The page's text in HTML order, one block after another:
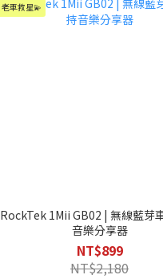
老車救星💫
RockTek 1Mii GB02 | 無線藍芽
音樂分享器
NT$899
NT$2,180